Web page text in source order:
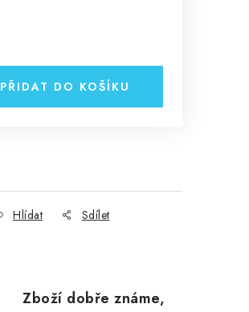
PŘIDAT DO KOŠÍKU
Hlídat Sdílet
Zboží dobře známe,